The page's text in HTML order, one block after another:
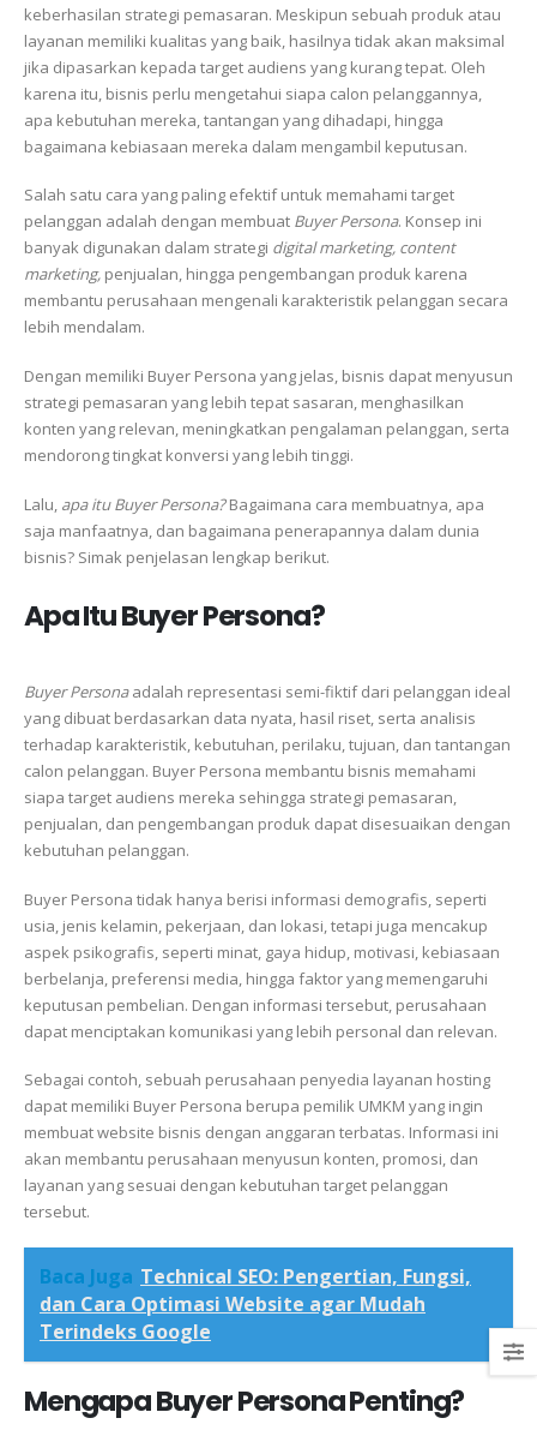
keberhasilan strategi pemasaran. Meskipun sebuah produk atau
layanan memiliki kualitas yang baik, hasilnya tidak akan maksimal
jika dipasarkan kepada target audiens yang kurang tepat. Oleh
karena itu, bisnis perlu mengetahui siapa calon pelanggannya,
apa kebutuhan mereka, tantangan yang dihadapi, hingga
bagaimana kebiasaan mereka dalam mengambil keputusan.
Salah satu cara yang paling efektif untuk memahami target
pelanggan adalah dengan membuat Buyer Persona. Konsep ini
banyak digunakan dalam strategi digital marketing, content
marketing, penjualan, hingga pengembangan produk karena
membantu perusahaan mengenali karakteristik pelanggan secara
lebih mendalam.
Dengan memiliki Buyer Persona yang jelas, bisnis dapat menyusun
strategi pemasaran yang lebih tepat sasaran, menghasilkan
konten yang relevan, meningkatkan pengalaman pelanggan, serta
mendorong tingkat konversi yang lebih tinggi.
Lalu, apa itu Buyer Persona?Bagaimana cara membuatnya, apa
saja manfaatnya, dan bagaimana penerapannya dalam dunia
bisnis? Simak penjelasan lengkap berikut.
Apa Itu Buyer Persona?
Buyer Personaadalah representasi semi-fiktif dari pelanggan ideal
yang dibuat berdasarkan data nyata, hasil riset, serta analisis
terhadap karakteristik, kebutuhan, perilaku, tujuan, dan tantangan
calon pelanggan. Buyer Persona membantu bisnis memahami
siapa target audiens mereka sehingga strategi pemasaran,
penjualan, dan pengembangan produk dapat disesuaikan dengan
kebutuhan pelanggan.
Buyer Persona tidak hanya berisi informasi demografis, seperti
usia, jenis kelamin, pekerjaan, dan lokasi, tetapi juga mencakup
aspek psikografis, seperti minat, gaya hidup, motivasi, kebiasaan
berbelanja, preferensi media, hingga faktor yang memengaruhi
keputusan pembelian. Dengan informasi tersebut, perusahaan
dapat menciptakan komunikasi yang lebih personal dan relevan.
Sebagai contoh, sebuah perusahaan penyedia layanan hosting
dapat memiliki Buyer Persona berupa pemilik UMKM yang ingin
membuat website bisnis dengan anggaran terbatas. Informasi ini
akan membantu perusahaan menyusun konten, promosi, dan
layanan yang sesuai dengan kebutuhan target pelanggan
tersebut.
Baca Juga Technical SEO: Pengertian, Fungsi,
dan Cara Optimasi Website agar Mudah
Terindeks Google
Mengapa Buyer Persona Penting?